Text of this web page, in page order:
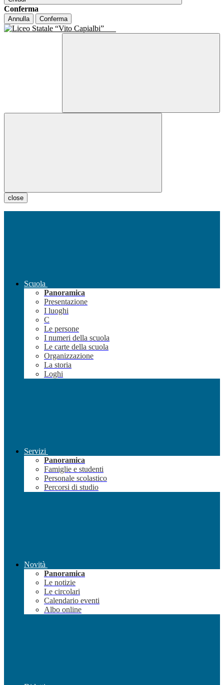
Conferma
Annulla Conferma
close
Scuola
Panoramica
Presentazione
I luoghi
C
Le persone
I numeri della scuola
Le carte della scuola
Organizzazione
La storia
Loghi
Servizi
Panoramica
Famiglie e studenti
Personale scolastico
Percorsi di studio
Novità
Panoramica
Le notizie
Le circolari
Calendario eventi
Albo online